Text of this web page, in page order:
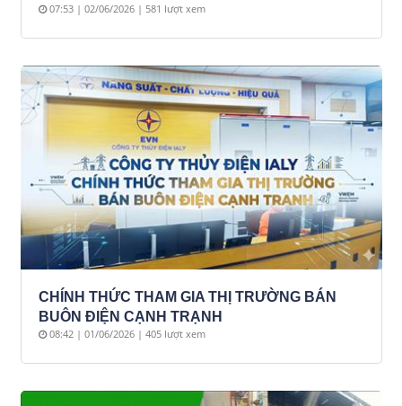
07:53 | 02/06/2026 | 581 lượt xem
CHÍNH THỨC THAM GIA THỊ TRƯỜNG BÁN
BUÔN ĐIỆN CẠNH TRẠNH
08:42 | 01/06/2026 | 405 lượt xem